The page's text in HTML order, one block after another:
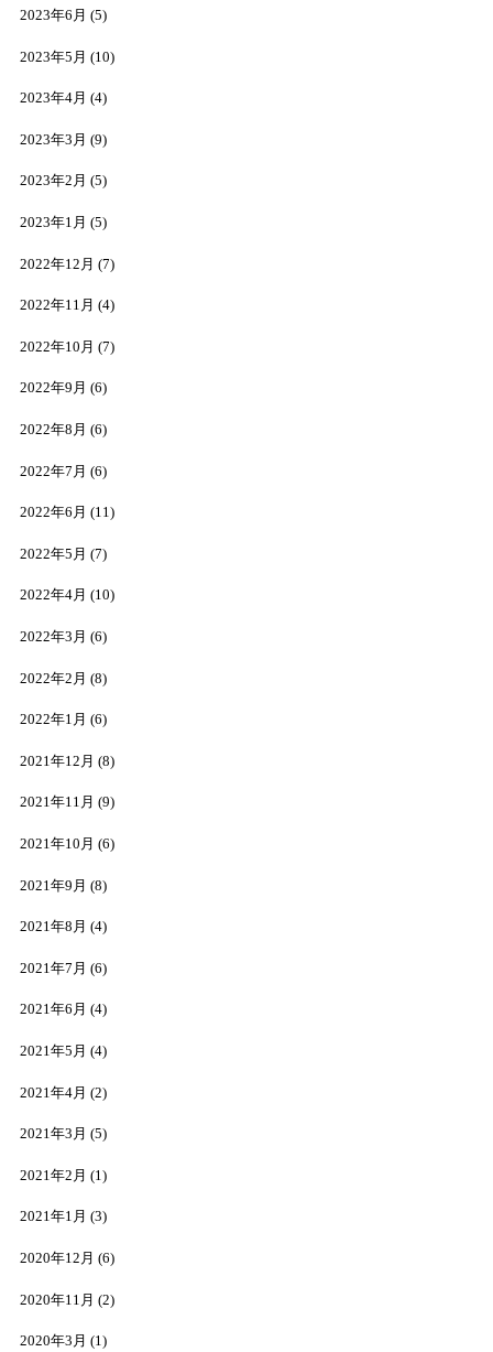
2023年6月 (5)
2023年5月 (10)
2023年4月 (4)
2023年3月 (9)
2023年2月 (5)
2023年1月 (5)
2022年12月 (7)
2022年11月 (4)
2022年10月 (7)
2022年9月 (6)
2022年8月 (6)
2022年7月 (6)
2022年6月 (11)
2022年5月 (7)
2022年4月 (10)
2022年3月 (6)
2022年2月 (8)
2022年1月 (6)
2021年12月 (8)
2021年11月 (9)
2021年10月 (6)
2021年9月 (8)
2021年8月 (4)
2021年7月 (6)
2021年6月 (4)
2021年5月 (4)
2021年4月 (2)
2021年3月 (5)
2021年2月 (1)
2021年1月 (3)
2020年12月 (6)
2020年11月 (2)
2020年3月 (1)